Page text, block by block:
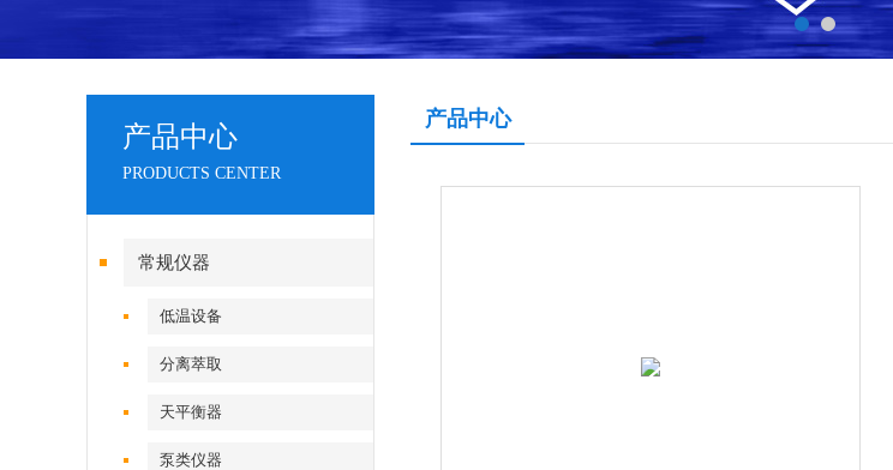
产品中心
PRODUCTS CENTER
常规仪器
低温设备
分离萃取
天平衡器
泵类仪器
产品中心